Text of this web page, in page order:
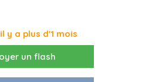
y a plus d'1 mois
un flash